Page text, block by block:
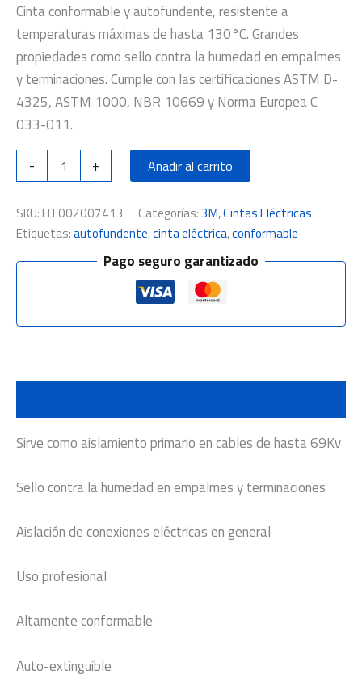
Cinta conformable y autofundente, resistente a
temperaturas máximas de hasta 130°C. Grandes
propiedades como sello contra la humedad en empalmes
y terminaciones. Cumple con las certificaciones ASTM D-
4325, ASTM 1000, NBR 10669 y Norma Europea C
033-011.
-
+ Añadir al carrito
SKU: HT002007413 Categorías:3M,Cintas Eléctricas
Etiquetas:autofundente,cinta eléctrica,conformable
Pago seguro garantizado
Sirve como aislamiento primario en cables de hasta 69Kv
Sello contra la humedad en empalmes y terminaciones
Aislación de conexiones eléctricas en general
Uso profesional
Altamente conformable
Auto-extinguible